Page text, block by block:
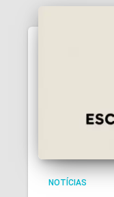
NOTÍCIAS